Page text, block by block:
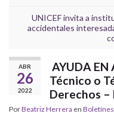
UNICEF invita a
accidentales
ABR
26
2022
AYUDA
Técnico o
Derechos –
PorBeatriz Herrera en